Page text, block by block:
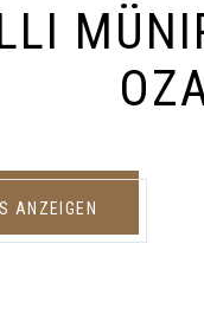
ANZEIGEN